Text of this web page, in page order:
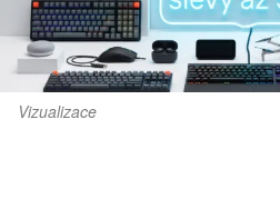
Vizualizace